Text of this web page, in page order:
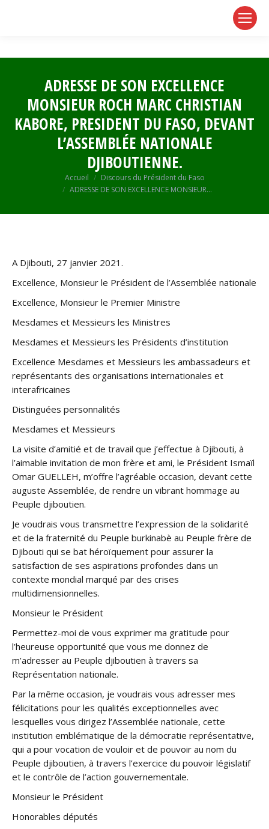
ADRESSE DE SON EXCELLENCE
MONSIEUR ROCH MARC CHRISTIAN
KABORE, PRESIDENT DU FASO, DEVANT
L’ASSEMBLÉE NATIONALE
DJIBOUTIENNE.
Vous êtes ici :Accueil
Discours du Président du Faso
ADRESSE DE SON EXCELLENCE MONSIEUR…
A Djibouti, 27 janvier 2021.
Excellence, Monsieur le Président de l’Assemblée nationale
Excellence, Monsieur le Premier Ministre
Mesdames et Messieurs les Ministres
Mesdames et Messieurs les Présidents d’institution
Excellence Mesdames et Messieurs les ambassadeurs et
représentants des organisations internationales et
interafricaines
Distinguées personnalités
Mesdames et Messieurs
La visite d’amitié et de travail que j’effectue à Djibouti, à
l’aimable invitation de mon frère et ami, le Président Ismaïl
Omar GUELLEH, m’offre l’agréable occasion, devant cette
auguste Assemblée, de rendre un vibrant hommage au
Peuple djiboutien.
Je voudrais vous transmettre l’expression de la solidarité
et de la fraternité du Peuple burkinabè au Peuple frère de
Djibouti qui se bat héroïquement pour assurer la
satisfaction de ses aspirations profondes dans un
contexte mondial marqué par des crises
multidimensionnelles.
Monsieur le Président
Permettez-moi de vous exprimer ma gratitude pour
l’heureuse opportunité que vous me donnez de
m’adresser au Peuple djiboutien à travers sa
Représentation nationale.
Par la même occasion, je voudrais vous adresser mes
félicitations pour les qualités exceptionnelles avec
lesquelles vous dirigez l’Assemblée nationale, cette
institution emblématique de la démocratie représentative,
qui a pour vocation de vouloir et de pouvoir au nom du
Peuple djiboutien, à travers l’exercice du pouvoir législatif
et le contrôle de l’action gouvernementale.
Monsieur le Président
Honorables députés